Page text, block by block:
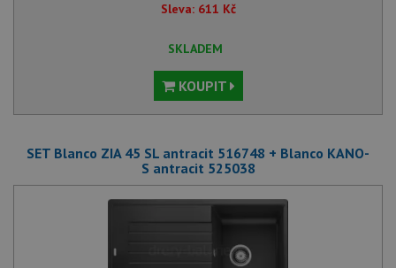
Sleva: 611 Kč
SKLADEM
KOUPIT
SET Blanco ZIA 45 SL antracit 516748 + Blanco KANO-
S antracit 525038